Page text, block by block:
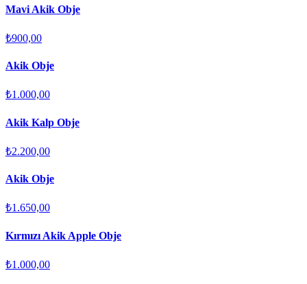
Mavi Akik Obje
₺900,00
Akik Obje
₺1.000,00
Akik Kalp Obje
₺2.200,00
Akik Obje
₺1.650,00
Kırmızı Akik Apple Obje
₺1.000,00